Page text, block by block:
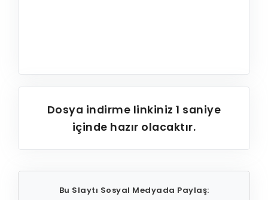
Dosya indirme linkiniz1 saniye
içinde hazır olacaktır.
Bu Slaytı Sosyal Medyada Paylaş: